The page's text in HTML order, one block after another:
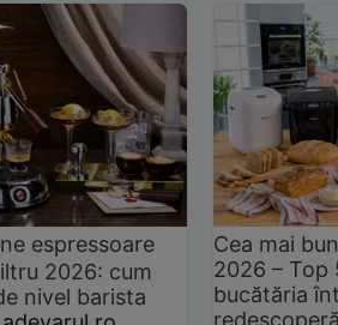
espressoare
2026: cum
nivel barista
Cea mai
2026 –
bucătăria